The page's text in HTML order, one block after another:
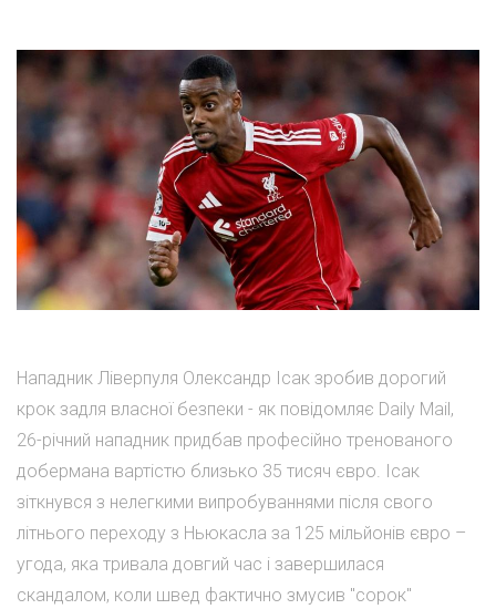
Нападник Ліверпуля Олександр Ісак зробив дорогий
крок задля власної безпеки - як повідомляє Daily Mail,
26-річний нападник придбав професійно тренованого
добермана вартістю близько 35 тисяч євро. Ісак
зіткнувся з нелегкими випробуваннями після свого
літнього переходу з Ньюкасла за 125 мільйонів євро –
угода, яка тривала довгий час і завершилася
скандалом, коли швед фактично змусив "сорок"